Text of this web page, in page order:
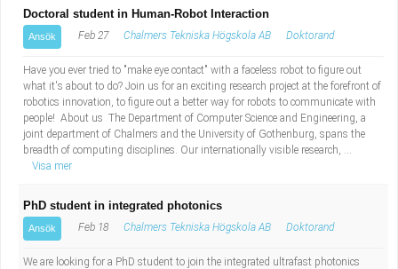
Doctoral student in Human-Robot Interaction
Ansök Feb 27 Chalmers Tekniska Högskola AB Doktorand
Have you ever tried to "make eye contact" with a faceless robot to figure out
what it's about to do? Join us for an exciting research project at the forefront of
robotics innovation, to figure out a better way for robots to communicate with
people! About us The Department of Computer Science and Engineering, a
joint department of Chalmers and the University of Gothenburg, spans the
breadth of computing disciplines. Our internationally visible research, ...
Visa mer
PhD student in integrated photonics
Ansök Feb 18 Chalmers Tekniska Högskola AB Doktorand
We are looking for a PhD student to join the integrated ultrafast photonics